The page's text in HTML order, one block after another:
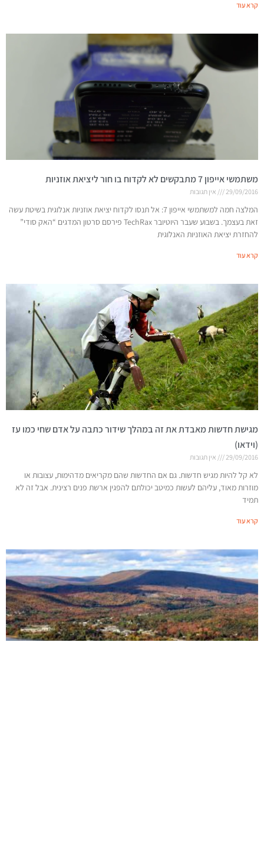
קרא עוד
משתמשי אייפון 7 מתבקשים לא לקדוח בו חור ליציאת אוזניות
29/09/2016 אין תגובות
המלצה חמה למשתמשי אייפון 7: אל תנסו לקדוח יציאת אוזניות אנלוגית בשיטת עשה
זאת בעצמך. בשבוע שעבר היוטיובר TechRax פירסם סרטון המדגים “האק סודי”
להחזרת יציאת האוזניות האנלוגית
קרא עוד
מגישת חדשות מאבדת את זה במהלך שידור כתבה על אדם שחי כמו עז
(וידאו)
29/09/2016 אין תגובות
לא קל להיות מגיש חדשות. גם אם החדשות שהם מקריאים מדהימות, עצובות או
מוזרות מאוד, עליהם לעשות כמיטב יכולתם להפגין ארשת פנים רצינית. אבל זה לא
תמיד
קרא עוד